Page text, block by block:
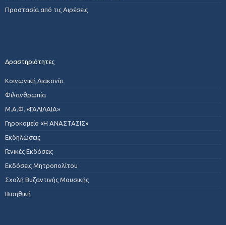
Προστασία από τις Αιρέσεις
Δραστηριότητες
Κοινωνική Διακονία
Φιλανθρωπία
Μ.Α.Φ. «ΓΑΛΙΛΑΙΑ»
Γηροκομείο «Η ΑΝΑΣΤΑΣΙΣ»
Εκδηλώσεις
Γενικές Εκδόσεις
Εκδόσεις Μητροπολίτου
Σχολή Βυζαντινής Μουσικής
Βιοηθική